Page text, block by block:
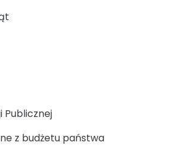
Publicznej
z budżetu państwa